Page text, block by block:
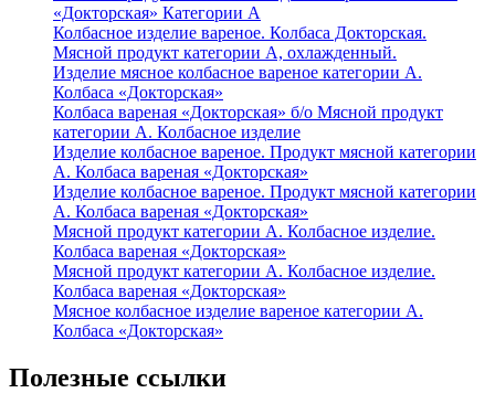
«Докторская» Категории А
Колбасное изделие вареное. Колбаса Докторская.
Мясной продукт категории А, охлажденный.
Изделие мясное колбасное вареное категории А.
Колбаса «Докторская»
Колбаса вареная «Докторская» б/о Мясной продукт
категории А. Колбасное изделие
Изделие колбасное вареное. Продукт мясной категории
А. Колбаса вареная «Докторская»
Изделие колбасное вареное. Продукт мясной категории
А. Колбаса вареная «Докторская»
Мясной продукт категории А. Колбасное изделие.
Колбаса вареная «Докторская»
Мясной продукт категории А. Колбасное изделие.
Колбаса вареная «Докторская»
Мясное колбасное изделие вареное категории А.
Колбаса «Докторская»
Полезные ссылки